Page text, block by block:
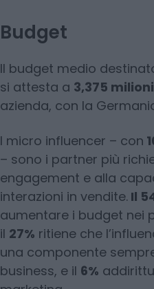
Budget
Il budget medio
si attesta a 3,375 milioni
azienda, con la
I micro influencer – con
– sono i partner più
engagement e alla
interazioni in vendite. Il
aumentare i budget nei
il 27% ritiene che
una componente
business, e il 6%